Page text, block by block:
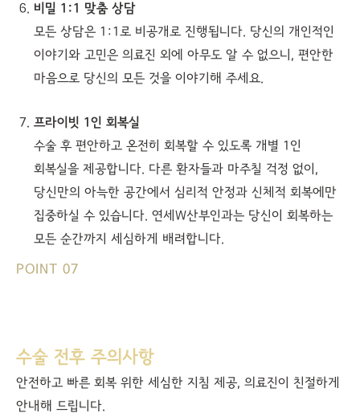
비밀 1:1 맞춤 상담
모든 상담은 1:1로 비공개로 진행됩니다. 당신의 개인적인
이야기와 고민은 의료진 외에 아무도 알 수 없으니, 편안한
마음으로 당신의 모든 것을 이야기해 주세요.
프라이빗 1인 회복실
수술 후 편안하고 온전히 회복할 수 있도록 개별 1인
회복실을 제공합니다. 다른 환자들과 마주칠 걱정 없이,
당신만의 아늑한 공간에서 심리적 안정과 신체적 회복에만
집중하실 수 있습니다. 연세W산부인과는 당신이 회복하는
모든 순간까지 세심하게 배려합니다.
POINT 07
수술 전후 주의사항
안전하고 빠른 회복 위한 세심한 지침 제공, 의료진이 친절하게
안내해 드립니다.